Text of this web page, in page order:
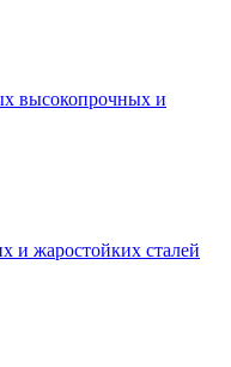
высокопрочных и
и жаростойких сталей